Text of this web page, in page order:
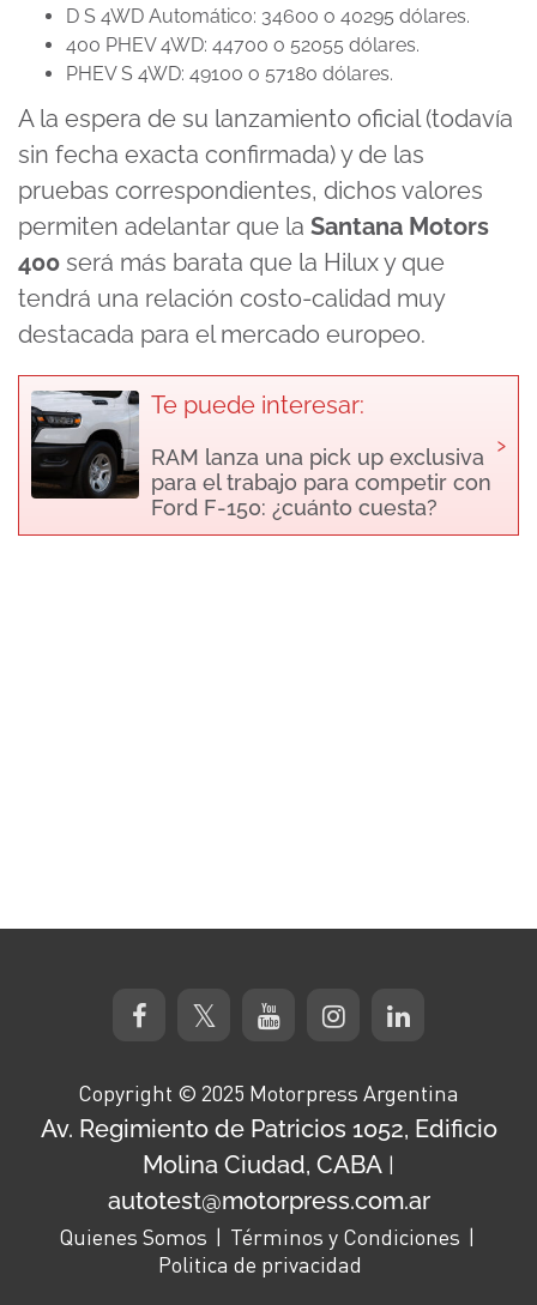
D S 4WD Automático: 34600 o 40295 dólares.
400 PHEV 4WD: 44700 o 52055 dólares.
PHEV S 4WD: 49100 o 57180 dólares.
A la espera de su lanzamiento oficial (todavía
sin fecha exacta confirmada) y de las
pruebas correspondientes, dichos valores
permiten adelantar que la Santana Motors
400 será más barata que la Hilux y que
tendrá una relación costo-calidad muy
destacada para el mercado europeo.
Te puede interesar:
RAM lanza una pick up exclusiva
para el trabajo para competir con
Ford F-150: ¿cuánto cuesta?
›
Copyright © 2025 Motorpress Argentina
Av. Regimiento de Patricios 1052, Edificio
Molina Ciudad, CABA |
autotest@motorpress.com.ar
Quienes Somos
Términos y Condiciones
Politica de privacidad